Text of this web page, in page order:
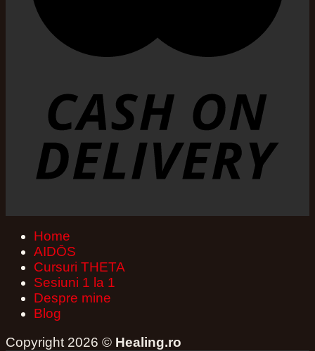
Home
AIDŌS
Cursuri THETA
Sesiuni 1 la 1
Despre mine
Blog
Copyright 2026 © Healing.ro